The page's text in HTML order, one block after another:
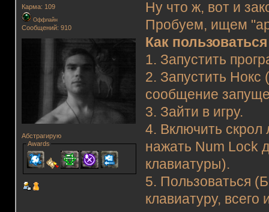
Карма: 109
Оффлайн
Сообщений: 910
Абстрагирую
Awards
Ну что ж, вот и
Пробуем, ищем
Как пользоваться
1. Запустить
2. Запустить Нокс
сообщение
3. Зайти в игру.
4. Включить
нажать Num Lock
клавиатуры).
5. Пользоваться
клавиатуру,